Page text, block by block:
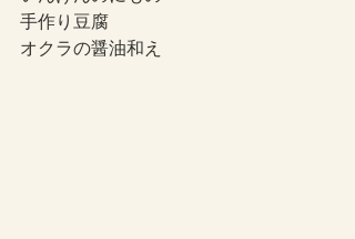
手作り豆腐
オクラの醤油和え